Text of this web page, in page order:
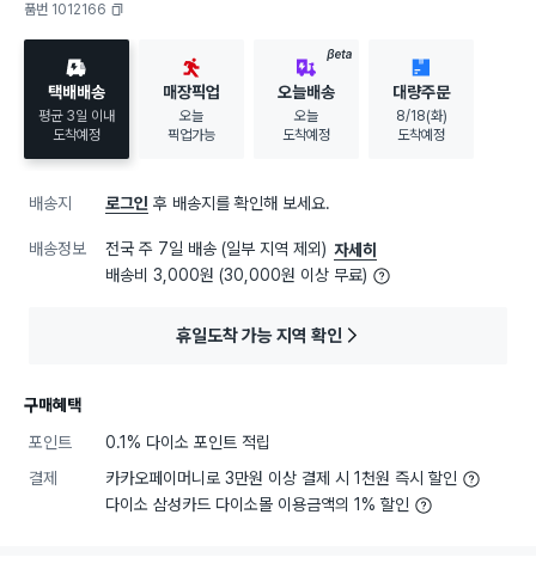
품번 1012166
택배배송
평균 3일 이내
도착예정
매장픽업
오늘
픽업가능
BETA
오늘배송
오늘
도착예정
대량주문
8/18(화)
도착예정
배송지 로그인 후 배송지를 확인해 보세요.
배송정보 전국 주 7일 배송 (일부 지역 제외) 자세히
배송비 3,000원 (30,000원 이상 무료)
휴일도착 가능 지역 확인
구매혜택
포인트
0.1% 다이소 포인트 적립
결제
카카오페이머니로 3만원 이상 결제 시 1천원 즉시 할인
다이소 삼성카드 다이소몰 이용금액의 1% 할인